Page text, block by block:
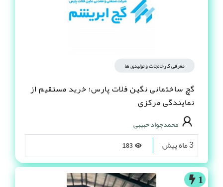
معرفی کارخانجات و تولیدی ها
گچ ساختمانی نگین فلات پارس؛ خرید مستقیم از
نمایندگی مرکزی
محمدجواد حبیبی
3 ماه پیش
1